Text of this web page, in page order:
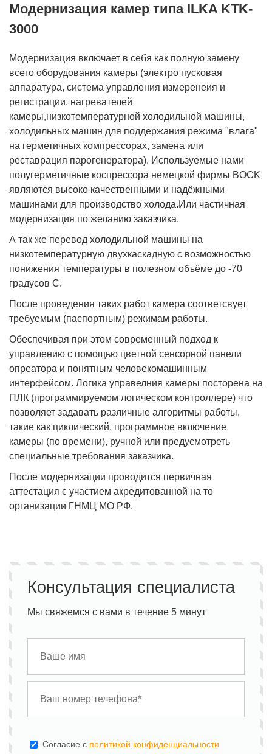
Модернизация камер типа ILKA KTK-
3000
Модернизация включает в себя как полную замену
всего оборудования камеры (электро пусковая
аппаратура, система управления измеренеия и
регистрации, нагревателей
камеры,низкотемпературной холодильной машины,
холодильных машин для поддержания режима "влага"
на герметичных компрессорах, замена или
реставрация парогенератора). Используемые нами
полугерметичные коспрессора немецкой фирмы BOCK
являются высоко качественными и надёжными
машинами для производство холода.Или частичная
модернизация по желанию заказчика.
А так же перевод холодильной машины на
низкотемпературную двухкаскадную с возможностью
понижения температуры в полезном объёме до -70
градусов С.
После проведения таких работ камера соответсвует
требуемым (паспортным) режимам работы.
Обеспечивая при этом современный подход к
управлению с помощью цветной сенсорной панели
опреатора и понятным человекомашинным
интерфейсом. Логика управелния камеры посторена на
ПЛК (программируемом логическом контроллере) что
позволяет задавать различные алгоритмы работы,
такие как циклический, программное включение
камеры (по времени), ручной или предусмотреть
специальные требования заказчика.
После модернизации проводится первичная
аттестация с участием акредитованной на то
организации ГНМЦ МО РФ.
Консультация специалиста
Мы свяжемся с вами в течение 5 минут
Cогласие с политикой конфиденциальности